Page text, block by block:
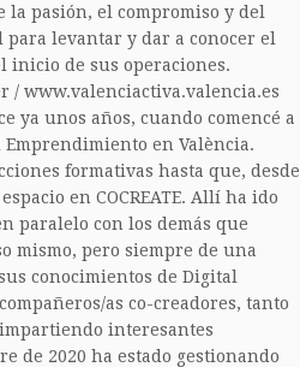
la pasión, el compromiso y del
levantar y dar a conocer el
inicio de sus operaciones.
/ www.valenciactiva.valencia.es
ya unos años, cuando comencé a
en València.
formativas hasta que, desde
en COCREATE. Allí ha ido
paralelo con los demás que
mismo, pero siempre de una
conocimientos de Digital
as co-creadores, tanto
interesantes
de 2020 ha estado gestionando